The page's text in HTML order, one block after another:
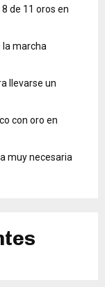
de 11 oros en
la marcha
llevarse un
con oro en
muy necesaria